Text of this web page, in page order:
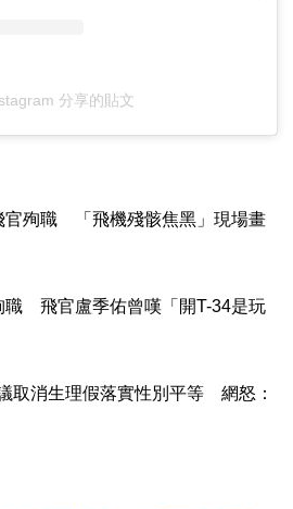
分享的貼文
官殉職 「飛機殘骸焦黑」現場畫
職 飛官盧季佑曾嘆「開T-34是玩
取消生理假落實性別平等 網怒：